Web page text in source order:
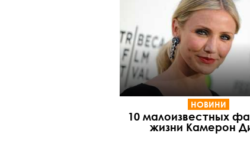
НОВИНИ
10 малоизвестных
жизни Камерон